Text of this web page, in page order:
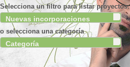
Selecciona un filtro para listar proyectos:
Nuevas incorporaciones .
o selecciona una categoría
Categoría .